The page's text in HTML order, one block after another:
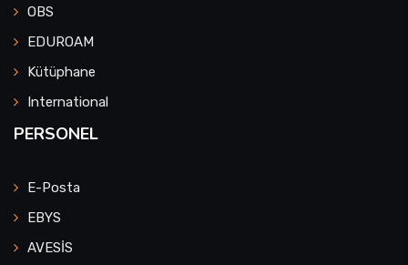
OBS
EDUROAM
Kütüphane
International
PERSONEL
E-Posta
EBYS
AVESİS